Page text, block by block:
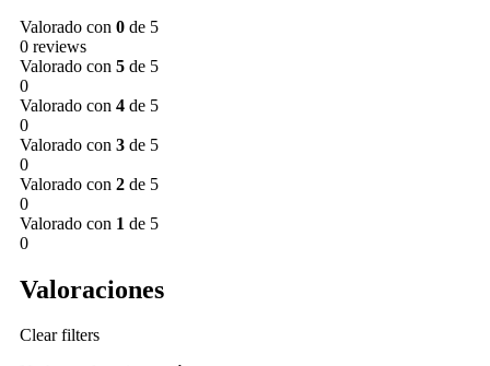
Valorado con 0 de 5
0 reviews
Valorado con 5 de 5
0
Valorado con 4 de 5
0
Valorado con 3 de 5
0
Valorado con 2 de 5
0
Valorado con 1 de 5
0
Valoraciones
Clear filters